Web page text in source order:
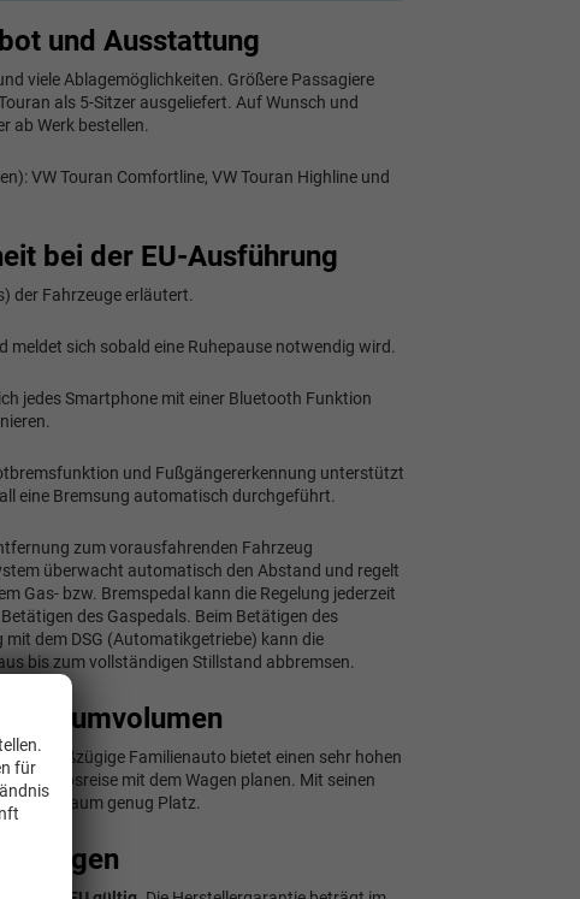
und Ausstattung
viele Ablagemöglichkeiten. Größere Passagiere
als 5-Sitzer ausgeliefert. Auf Wunsch und
ab Werk bestellen.
VW Touran Comfortline, VW Touran Highline und
bei der EU-Ausführung
der Fahrzeuge erläutert.
meldet sich sobald eine Ruhepause notwendig wird.
jedes Smartphone mit einer Bluetooth Funktion
und Fußgängererkennung unterstützt
eine Bremsung automatisch durchgeführt.
zum vorausfahrenden Fahrzeug
überwacht automatisch den Abstand und regelt
Gas- bzw. Bremspedal kann die Regelung jederzeit
des Gaspedals. Beim Betätigen des
dem DSG (Automatikgetriebe) kann die
bis zum vollständigen Stillstand abbremsen.
großzügige Familienauto bietet einen sehr hohen
Urlaubsreise mit dem Wagen planen. Mit seinen
Kofferraum genug Platz.
Wagen
für